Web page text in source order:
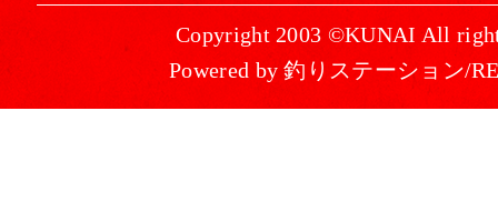
Copyright 2003 ©KUNAI All
Powered by 釣りステーション/